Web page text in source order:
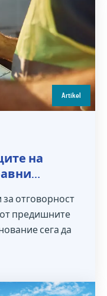
Artikel
на
за отговорност
предишните
сега да